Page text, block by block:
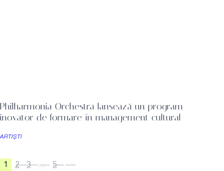
Philharmonia Orchestra lansează un program
inovator de formare în management cultural
ARTIȘTI
1 2 3 … 5